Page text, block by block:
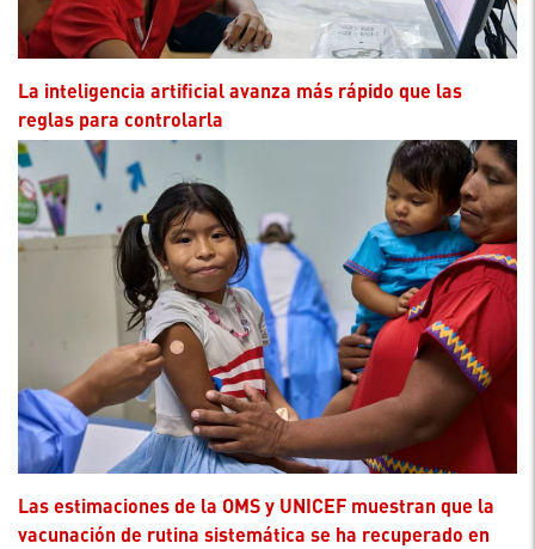
La inteligencia artificial avanza más rápido que las
reglas para controlarla
Las estimaciones de la OMS y UNICEF muestran que la
vacunación de rutina sistemática se ha recuperado en